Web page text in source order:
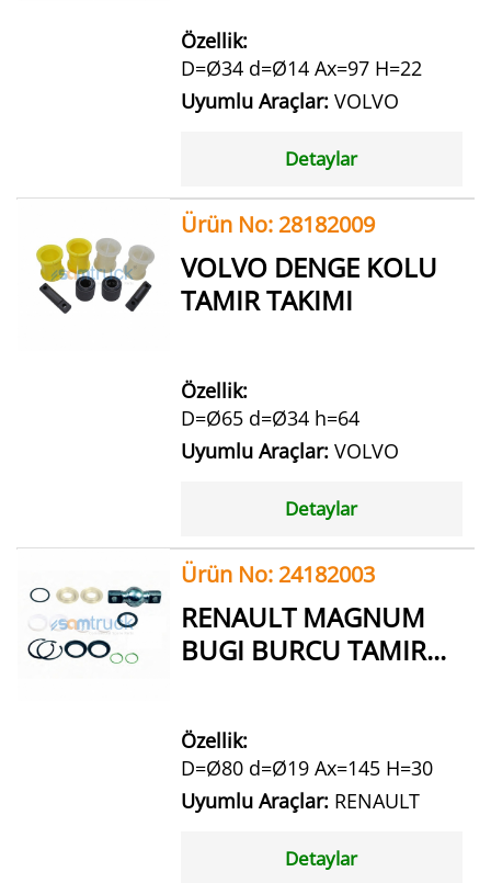
Özellik:
D=Ø34 d=Ø14 Ax=97 H=22
Uyumlu Araçlar: VOLVO
Detaylar
Ürün No: 28182009
VOLVO DENGE KOLU
TAMIR TAKIMI
Özellik:
D=Ø65 d=Ø34 h=64
Uyumlu Araçlar: VOLVO
Detaylar
Ürün No: 24182003
RENAULT MAGNUM
BUGI BURCU TAMIR...
Özellik:
D=Ø80 d=Ø19 Ax=145 H=30
Uyumlu Araçlar: RENAULT
Detaylar